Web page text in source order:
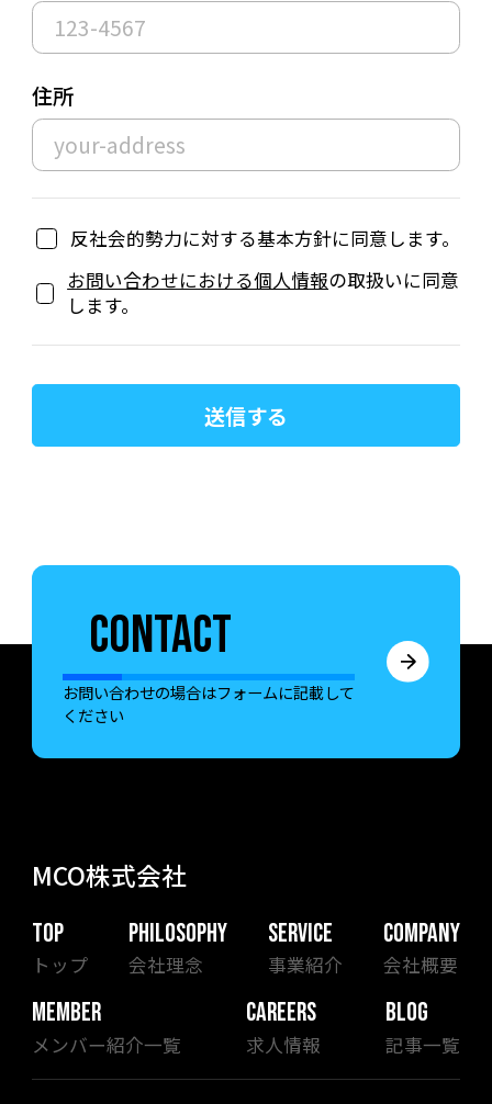
住所
反社会的勢力に対する基本方針に同意します。
お問い合わせにおける個人情報の取扱いに同意
します。
CONTACT
お問い合わせの場合はフォームに記載して
ください
MCO株式会社
TOP
トップ
PHILOSOPHY
会社理念
SERVICE
事業紹介
COMPANY
会社概要
MEMBER
メンバー紹介一覧
CAREERS
求人情報
BLOG
記事一覧